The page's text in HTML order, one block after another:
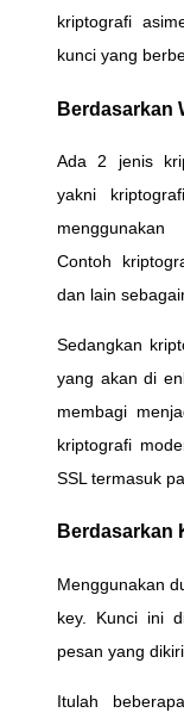
kriptografi
kunci yang
Berdasarkan
Ada 2 jenis
yakni
Contoh
dan lain
Sedangkan
yang akan di
membagi
kriptografi
SSL termasuk
Berdasarkan
Menggunakan
key. Kunci ini
pesan yang
Itulah